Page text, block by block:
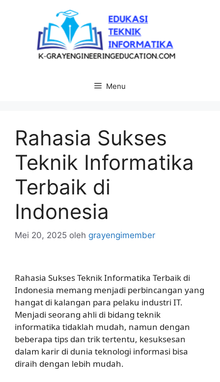
Menu
Rahasia Sukses
Teknik Informatika
Terbaik di
Indonesia
Mei 20, 2025 oleh grayengimember
Rahasia Sukses Teknik Informatika Terbaik di
Indonesia memang menjadi perbincangan yang
hangat di kalangan para pelaku industri IT.
Menjadi seorang ahli di bidang teknik
informatika tidaklah mudah, namun dengan
beberapa tips dan trik tertentu, kesuksesan
dalam karir di dunia teknologi informasi bisa
diraih dengan lebih mudah.